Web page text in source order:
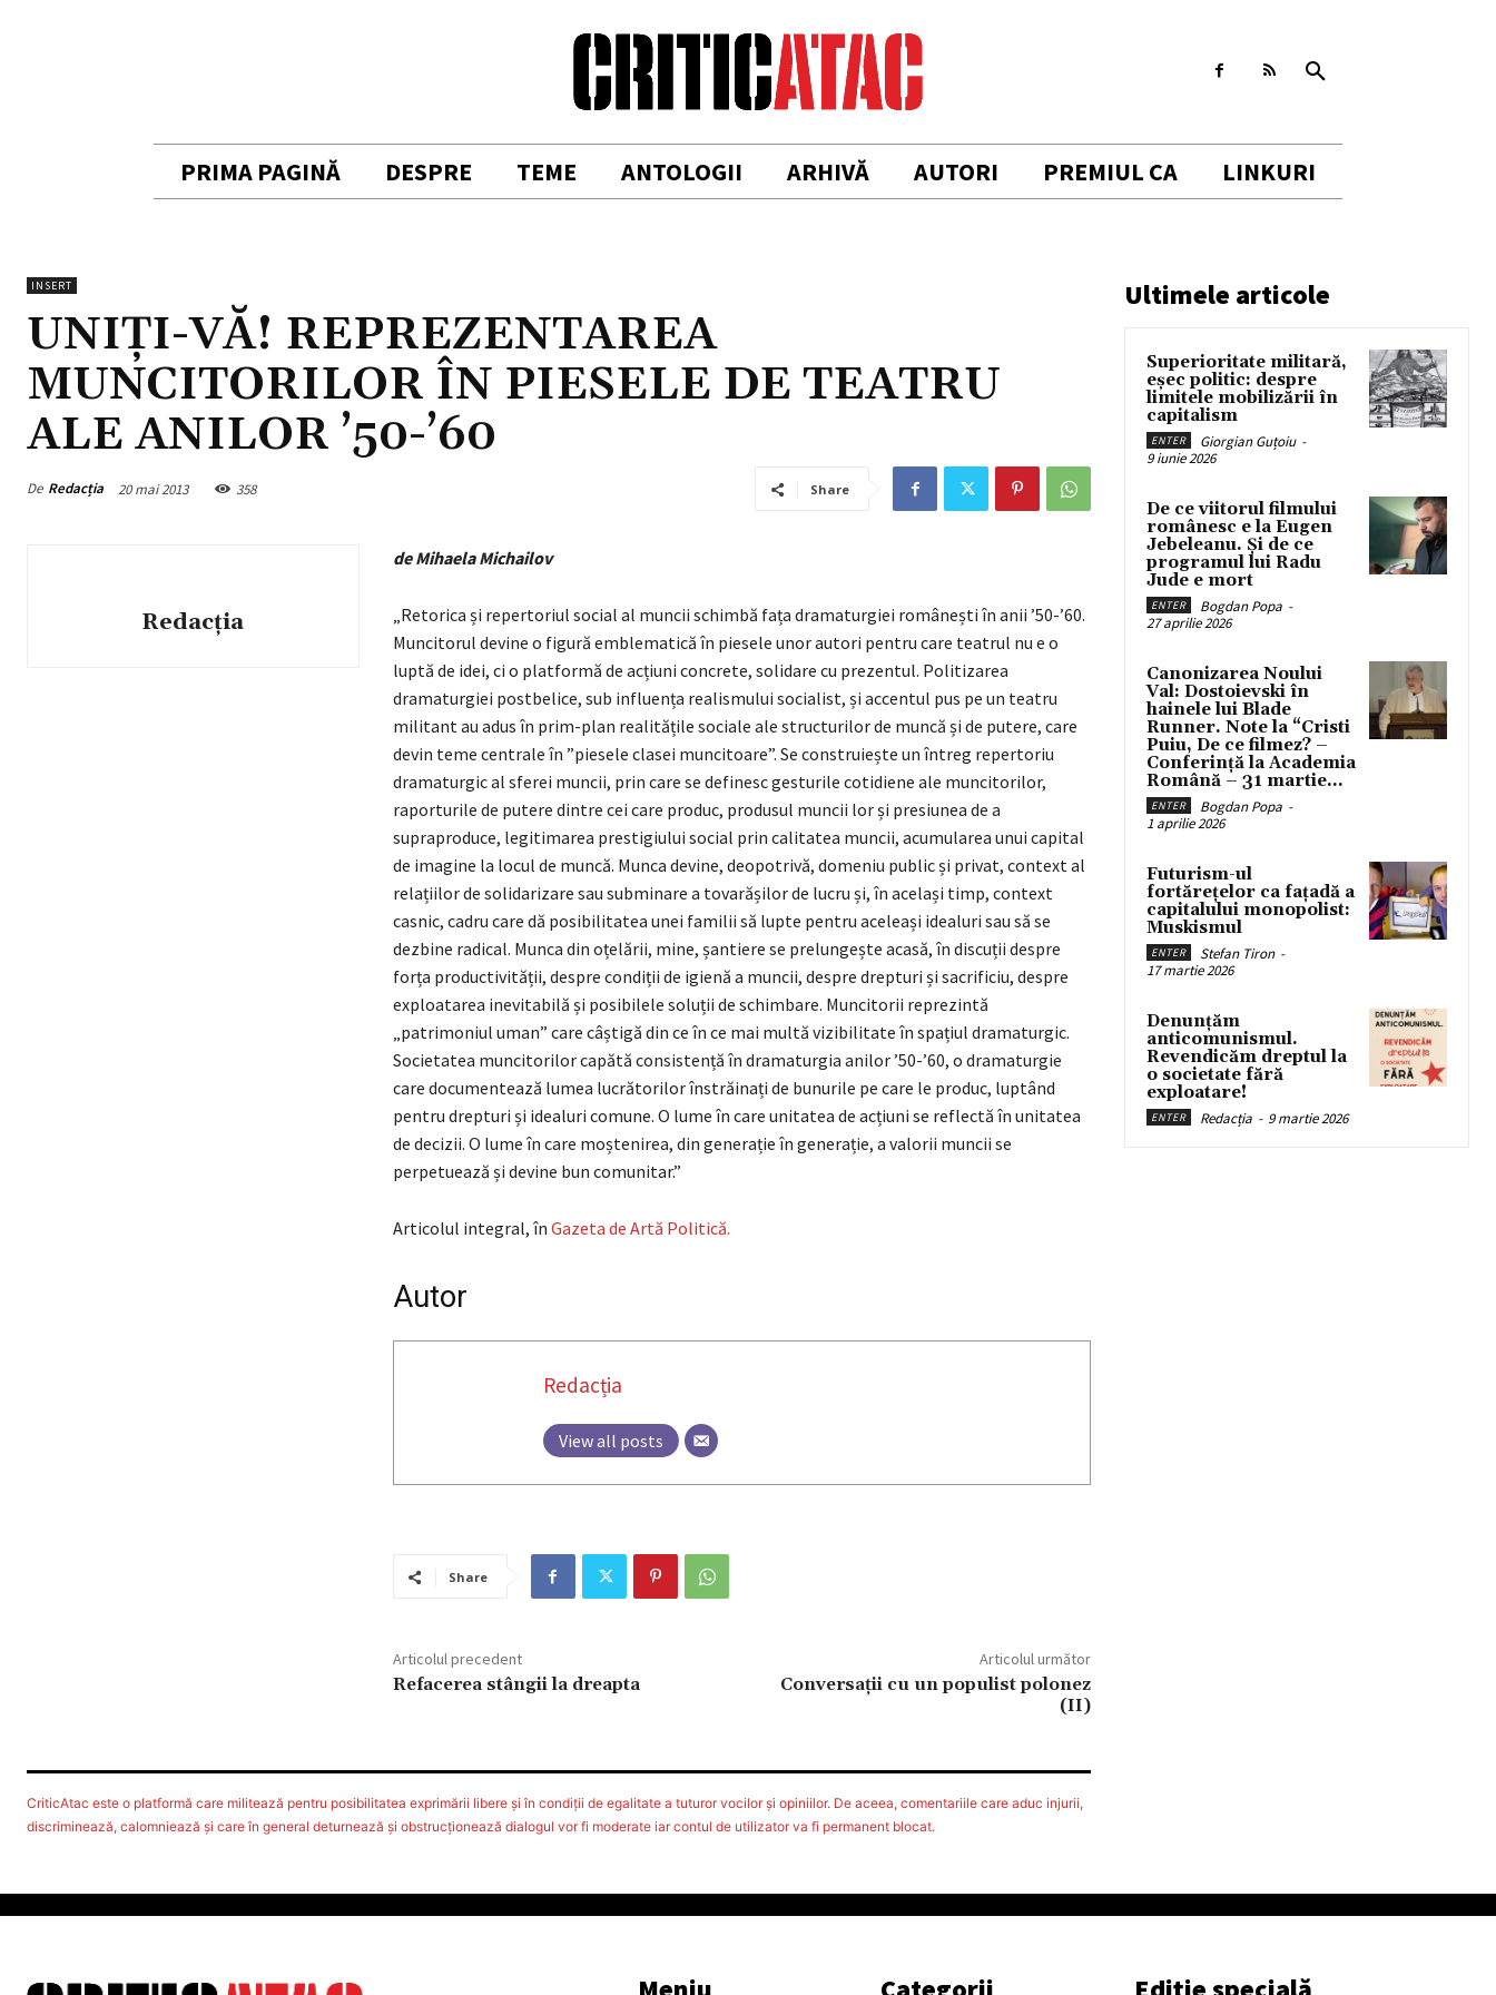
PRIMA PAGINĂ DESPRE TEME ANTOLOGII ARHIVĂ AUTORI PREMIUL CA LINKURI
INSERT
UNIȚI-VĂ! REPREZENTAREA
MUNCITORILOR ÎN PIESELE DE TEATRU
ALE ANILOR ’50-’60
De Redacția 20 mai 2013 358 Share
Redacția
de Mihaela Michailov
„Retorica și repertoriul social al muncii schimbă fața dramaturgiei românești în anii ’50-’60.
Muncitorul devine o figură emblematică în piesele unor autori pentru care teatrul nu e o
luptă de idei, ci o platformă de acțiuni concrete, solidare cu prezentul. Politizarea
dramaturgiei postbelice, sub influența realismului socialist, și accentul pus pe un teatru
militant au adus în prim-plan realitățile sociale ale structurilor de muncă și de putere, care
devin teme centrale în ”piesele clasei muncitoare”. Se construiește un întreg repertoriu
dramaturgic al sferei muncii, prin care se definesc gesturile cotidiene ale muncitorilor,
raporturile de putere dintre cei care produc, produsul muncii lor și presiunea de a
supraproduce, legitimarea prestigiului social prin calitatea muncii, acumularea unui capital
de imagine la locul de muncă. Munca devine, deopotrivă, domeniu public și privat, context al
relațiilor de solidarizare sau subminare a tovarășilor de lucru și, în același timp, context
casnic, cadru care dă posibilitatea unei familii să lupte pentru aceleași idealuri sau să se
dezbine radical. Munca din oțelării, mine, șantiere se prelungește acasă, în discuții despre
forța productivității, despre condiții de igienă a muncii, despre drepturi și sacrificiu, despre
exploatarea inevitabilă și posibilele soluții de schimbare. Muncitorii reprezintă
„patrimoniul uman” care câștigă din ce în ce mai multă vizibilitate în spațiul dramaturgic.
Societatea muncitorilor capătă consistență în dramaturgia anilor ’50-’60, o dramaturgie
care documentează lumea lucrătorilor înstrăinați de bunurile pe care le produc, luptând
pentru drepturi și idealuri comune. O lume în care unitatea de acțiuni se reflectă în unitatea
de decizii. O lume în care moștenirea, din generație în generație, a valorii muncii se
perpetuează și devine bun comunitar.”
Articolul integral, în Gazeta de Artă Politică.
Autor
Redacția
View all posts
Share
Articolul precedent
Refacerea stângii la dreapta
Articolul următor
Conversații cu un populist polonez
(II)
CriticAtac este o platformă care militează pentru posibilitatea exprimării libere şi în condiţii de egalitate a tuturor vocilor şi opiniilor. De aceea, comentariile care aduc injurii,
discriminează, calomniează şi care în general deturnează şi obstrucţionează dialogul vor fi moderate iar contul de utilizator va fi permanent blocat.
Ultimele articole
Superioritate militară,
eșec politic: despre
limitele mobilizării în
capitalism
ENTER Giorgian Guțoiu -
9 iunie 2026
De ce viitorul filmului
românesc e la Eugen
Jebeleanu. Și de ce
programul lui Radu
Jude e mort
ENTER Bogdan Popa -
27 aprilie 2026
Canonizarea Noului
Val: Dostoievski în
hainele lui Blade
Runner. Note la “Cristi
Puiu, De ce filmez? –
Conferință la Academia
Română – 31 martie...
ENTER Bogdan Popa -
1 aprilie 2026
Futurism-ul
fortărețelor ca fațadă a
capitalului monopolist:
Muskismul
ENTER Stefan Tiron -
17 martie 2026
Denunțăm
anticomunismul.
Revendicăm dreptul la
o societate fără
exploatare!
ENTER Redacția - 9 martie 2026